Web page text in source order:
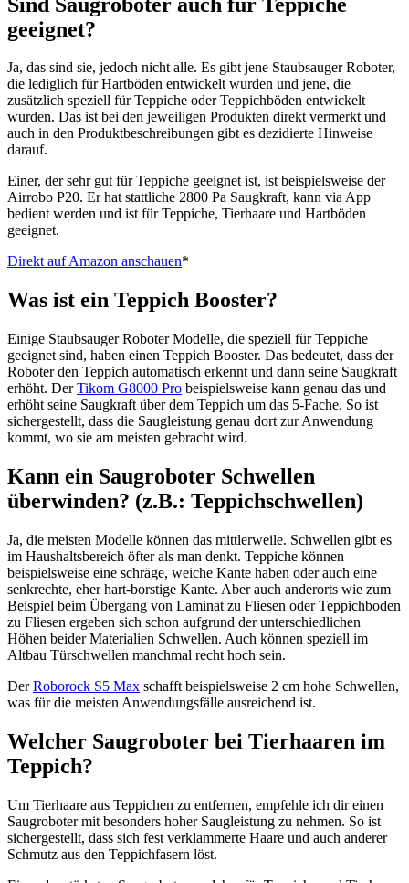
geeignet?
Ja, das sind sie, jedoch nicht alle. Es gibt jene Staubsauger Roboter,
die lediglich für Hartböden entwickelt wurden und jene, die
zusätzlich speziell für Teppiche oder Teppichböden entwickelt
wurden. Das ist bei den jeweiligen Produkten direkt vermerkt und
auch in den Produktbeschreibungen gibt es dezidierte Hinweise
darauf.
Einer, der sehr gut für Teppiche geeignet ist, ist beispielsweise der
Airrobo P20. Er hat stattliche 2800 Pa Saugkraft, kann via App
bedient werden und ist für Teppiche, Tierhaare und Hartböden
geeignet.
Direkt auf Amazon anschauen*
Was ist ein Teppich Booster?
Einige Staubsauger Roboter Modelle, die speziell für Teppiche
geeignet sind, haben einen Teppich Booster. Das bedeutet, dass der
Roboter den Teppich automatisch erkennt und dann seine Saugkraft
erhöht. DerTikom G8000 Pro beispielsweise kann genau das und
erhöht seine Saugkraft über dem Teppich um das 5-Fache. So ist
sichergestellt, dass die Saugleistung genau dort zur Anwendung
kommt, wo sie am meisten gebracht wird.
Kann ein Saugroboter Schwellen
überwinden? (z.B.: Teppichschwellen)
Ja, die meisten Modelle können das mittlerweile. Schwellen gibt es
im Haushaltsbereich öfter als man denkt. Teppiche können
beispielsweise eine schräge, weiche Kante haben oder auch eine
senkrechte, eher hart-borstige Kante. Aber auch anderorts wie zum
Beispiel beim Übergang von Laminat zu Fliesen oder Teppichboden
zu Fliesen ergeben sich schon aufgrund der unterschiedlichen
Höhen beider Materialien Schwellen. Auch können speziell im
Altbau Türschwellen manchmal recht hoch sein.
DerRoborock S5 Max schafft beispielsweise 2 cm hohe Schwellen,
was für die meisten Anwendungsfälle ausreichend ist.
Welcher Saugroboter bei Tierhaaren im
Teppich?
Um Tierhaare aus Teppichen zu entfernen, empfehle ich dir einen
Saugroboter mit besonders hoher Saugleistung zu nehmen. So ist
sichergestellt, dass sich fest verklammerte Haare und auch anderer
Schmutz aus den Teppichfasern löst.